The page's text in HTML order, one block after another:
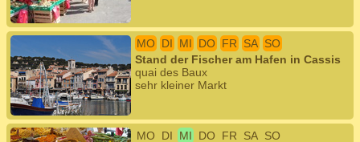
MO DI MI DO FR SA SO
Stand der Fischer am Hafen in Cassis
quai des Baux
sehr kleiner Markt
MO DI MI DO FR SA SO